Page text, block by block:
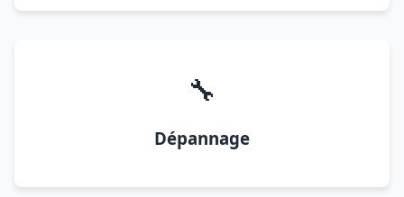
🔧
Dépannage